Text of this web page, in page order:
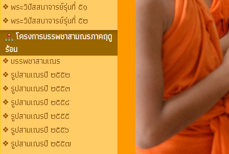
พระวิปัสสนาจารย์รุ่นที่ ๕๑
พระวิปัสสนาจารย์รุ่นที่ ๕๒
โครงการบรรพชาสามณรภาคฤดู
ร้อน
บรรพชาสามเณร
รูปสามเณรปี ๒๕๕๒
รูปสามเณรปี ๒๕๕๓
รูปสามเณรปี ๒๕๕๔
รูปสามเณรปี ๒๕๕๕
รูปสามเณรปี ๒๕๕๖
รูปสามเณรปี ๒๕๕๗